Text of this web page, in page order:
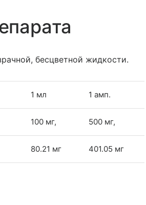
бесцветной жидкости.
1 мл 1 амп.
100 мг, 500 мг,
80.21 мг 401.05 мг